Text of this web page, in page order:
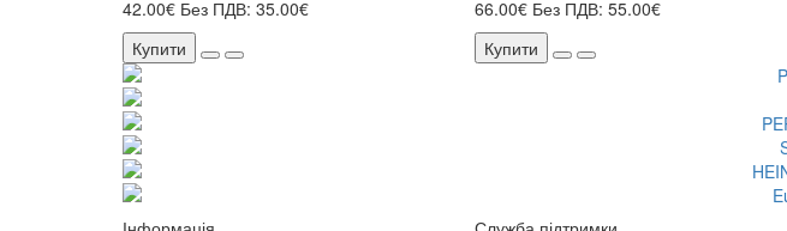
42.00€ Без ПДВ: 35.00€
Купити
66.00€ Без ПДВ: 55.00€
Купити